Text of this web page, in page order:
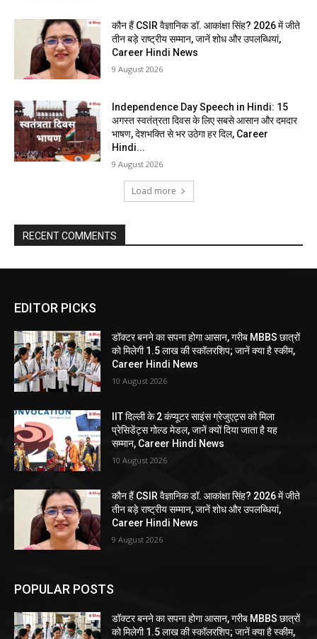
कौन हैं CSIR वैज्ञानिक डॉ. आकांक्षा सिंह? 2026 में जीते
तीन बड़े राष्ट्रीय सम्मान, जानें शोध और उपलब्धियां,
Career Hindi News
9 August 2026
Independence Day Speech in Hindi: 15
अगस्त स्वतंत्रता दिवस के लिए सबसे आसान और दमदार
भाषण, देशभक्ति से भर उठेगा हर दिल, Career
Hindi...
9 August 2026
Load more
RECENT COMMENTS
EDITOR PICKS
डॉक्टर बनने का सपना होगा आसान, गरीब MBBS छात्रों
को मिलेगी 1.5 लाख की स्कॉलरशिप; जानें क्या है स्कीम,
Career Hindi News
10 August 2026
IIT दिल्ली के 2 कंप्यूटर साइंस ग्रेजुएट्स को मिला
प्रेसिडेंट्स गोल्ड मेडल, जानें क्यों दिया जाता है यह
सम्मान, Career Hindi News
10 August 2026
कौन हैं CSIR वैज्ञानिक डॉ. आकांक्षा सिंह? 2026 में जीते
तीन बड़े राष्ट्रीय सम्मान, जानें शोध और उपलब्धियां,
Career Hindi News
9 August 2026
POPULAR POSTS
डॉक्टर बनने का सपना होगा आसान, गरीब MBBS छात्रों
को मिलेगी 1.5 लाख की स्कॉलरशिप; जानें क्या है स्कीम,